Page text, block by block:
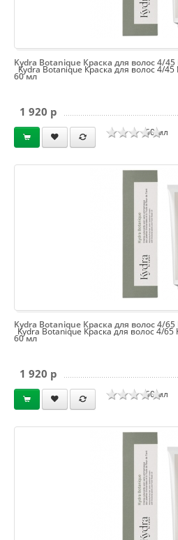
Kydra Botanique Краска для волос 4/
60 мл
Kydra Botanique Краска для волос 4/
60 мл
1 920 p
Kydra Botanique Краска для волос 4/
60 мл
Kydra Botanique Краска для волос 4/
60 мл
1 920 p